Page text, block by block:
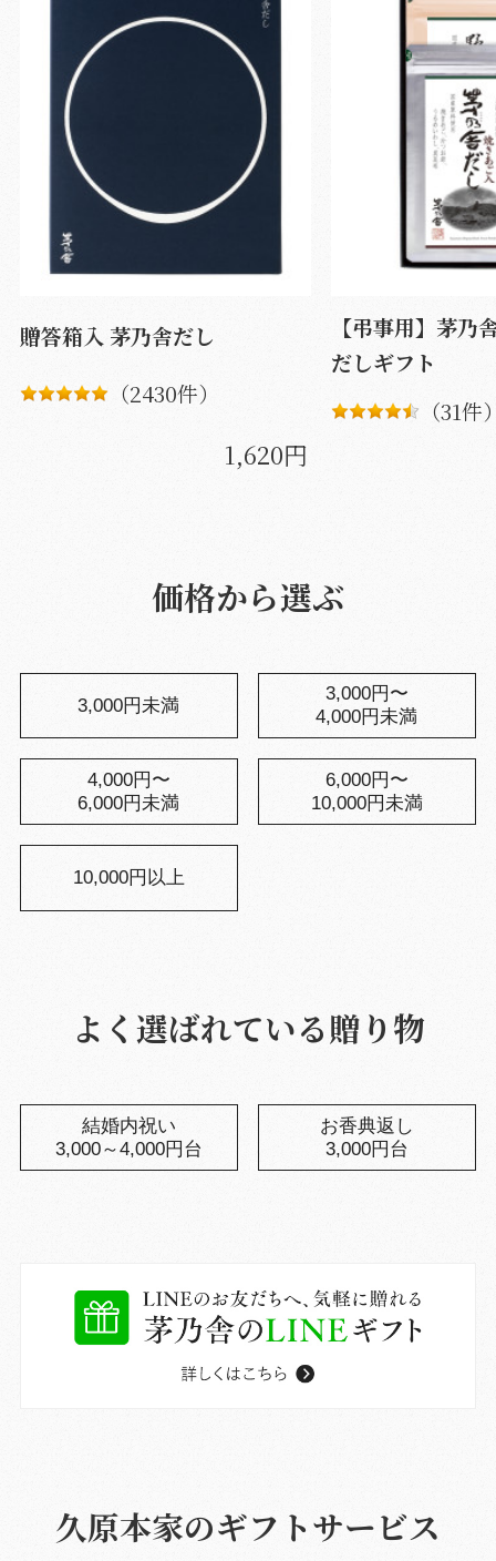
贈答箱入 茅乃舎だし
（2430件）
1,620円
【弔事用】茅乃
だしギフト
（31件
価格から選ぶ
3,000円未満
3,000円〜
4,000円未満
4,000円〜
6,000円未満
6,000円〜
10,000円未満
10,000円以上
よく選ばれている贈り物
結婚内祝い
3,000～4,000円台
お香典返し
3,000円台
久原本家のギフトサービス